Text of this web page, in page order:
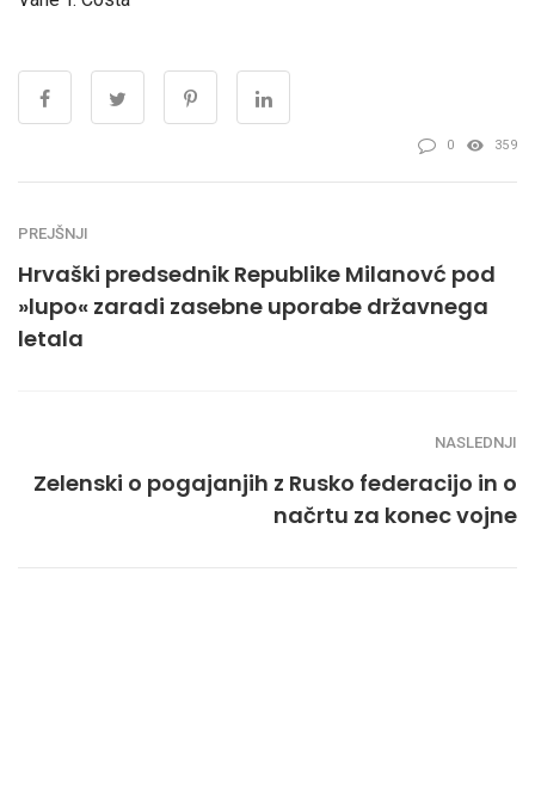
0 359
PREJŠNJI
Hrvaški predsednik Republike Milanovć pod
»lupo« zaradi zasebne uporabe državnega
letala
NASLEDNJI
Zelenski o pogajanjih z Rusko federacijo in o
načrtu za konec vojne